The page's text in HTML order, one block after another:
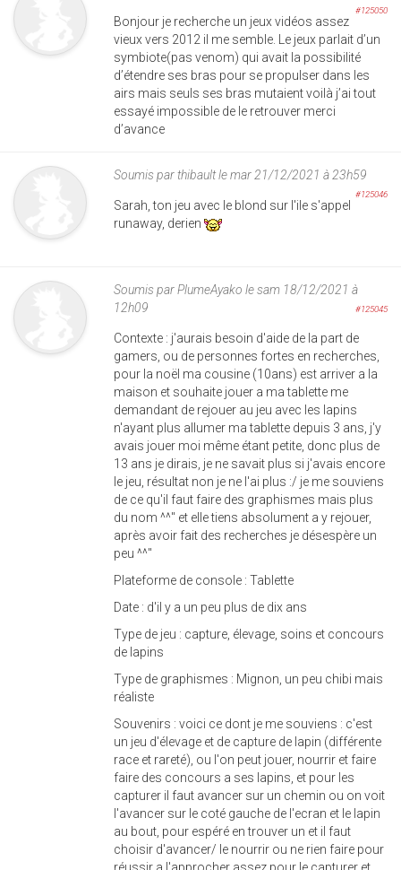
#125050
Bonjour je recherche un jeux vidéos assez
vieux vers 2012 il me semble. Le jeux parlait d’un
symbiote(pas venom) qui avait la possibilité
d’étendre ses bras pour se propulser dans les
airs mais seuls ses bras mutaient voilà j’ai tout
essayé impossible de le retrouver merci
d’avance
Soumis parthibaultle mar 21/12/2021 à 23h59
#125046
Sarah, ton jeu avec le blond sur l'ile s'appel
runaway, derien
Soumis parPlumeAyako le sam 18/12/2021 à
12h09
#125045
Contexte : j'aurais besoin d'aide de la part de
gamers, ou de personnes fortes en recherches,
pour la noël ma cousine (10ans) est arriver a la
maison et souhaite jouer a ma tablette me
demandant de rejouer au jeu avec les lapins
n'ayant plus allumer ma tablette depuis 3 ans, j'y
avais jouer moi même étant petite, donc plus de
13 ans je dirais, je ne savait plus si j'avais encore
le jeu, résultat non je ne l'ai plus :/ je me souviens
de ce qu'il faut faire des graphismes mais plus
du nom ^^" et elle tiens absolument a y rejouer,
après avoir fait des recherches je désespère un
peu ^^"
Plateforme de console : Tablette
Date : d'il y a un peu plus de dix ans
Type de jeu : capture, élevage, soins et concours
de lapins
Type de graphismes : Mignon, un peu chibi mais
réaliste
Souvenirs : voici ce dont je me souviens : c'est
un jeu d'élevage et de capture de lapin (différente
race et rareté), ou l'on peut jouer, nourrir et faire
faire des concours a ses lapins, et pour les
capturer il faut avancer sur un chemin ou on voit
l'avancer sur le coté gauche de l'ecran et le lapin
au bout, pour espéré en trouver un et il faut
choisir d'avancer/ le nourrir ou ne rien faire pour